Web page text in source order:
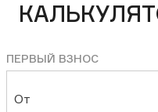
ПЕРВЫЙ ВЗНОС
От